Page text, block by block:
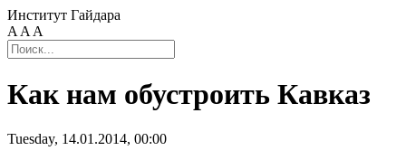
Институт Гайдара
A A A
Как нам обустроить Кавказ
Tuesday, 14.01.2014, 00:00